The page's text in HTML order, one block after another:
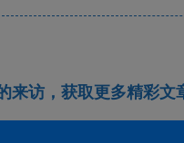
来访，获取更多精彩文